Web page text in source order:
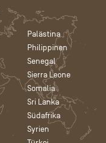
Palästina
Philippinen
Senegal
Sierra Leone
Somalia
Sri Lanka
Südafrika
Syrien